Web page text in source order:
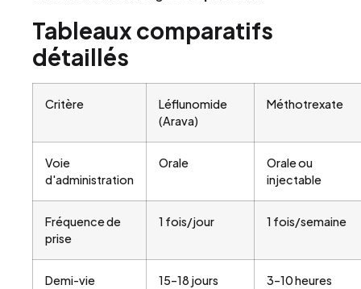
Tableaux comparatifs
détaillés
Critère
Léflunomide
(Arava)
Méthotrexate
Voie
d'administration
Orale
Orale ou
injectable
Fréquence de
prise
1 fois/jour 1 fois/semaine
Demi-vie 15–18 jours 3–10 heures